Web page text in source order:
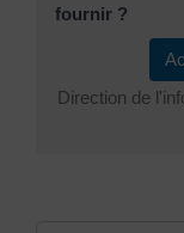
fournir ?
Direction de